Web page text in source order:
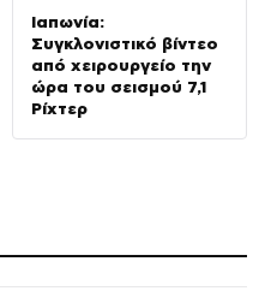
Ιαπωνία:
Συγκλονιστικό βίντεο
από χειρουργείο την
ώρα του σεισμού 7,1
Ρίχτερ